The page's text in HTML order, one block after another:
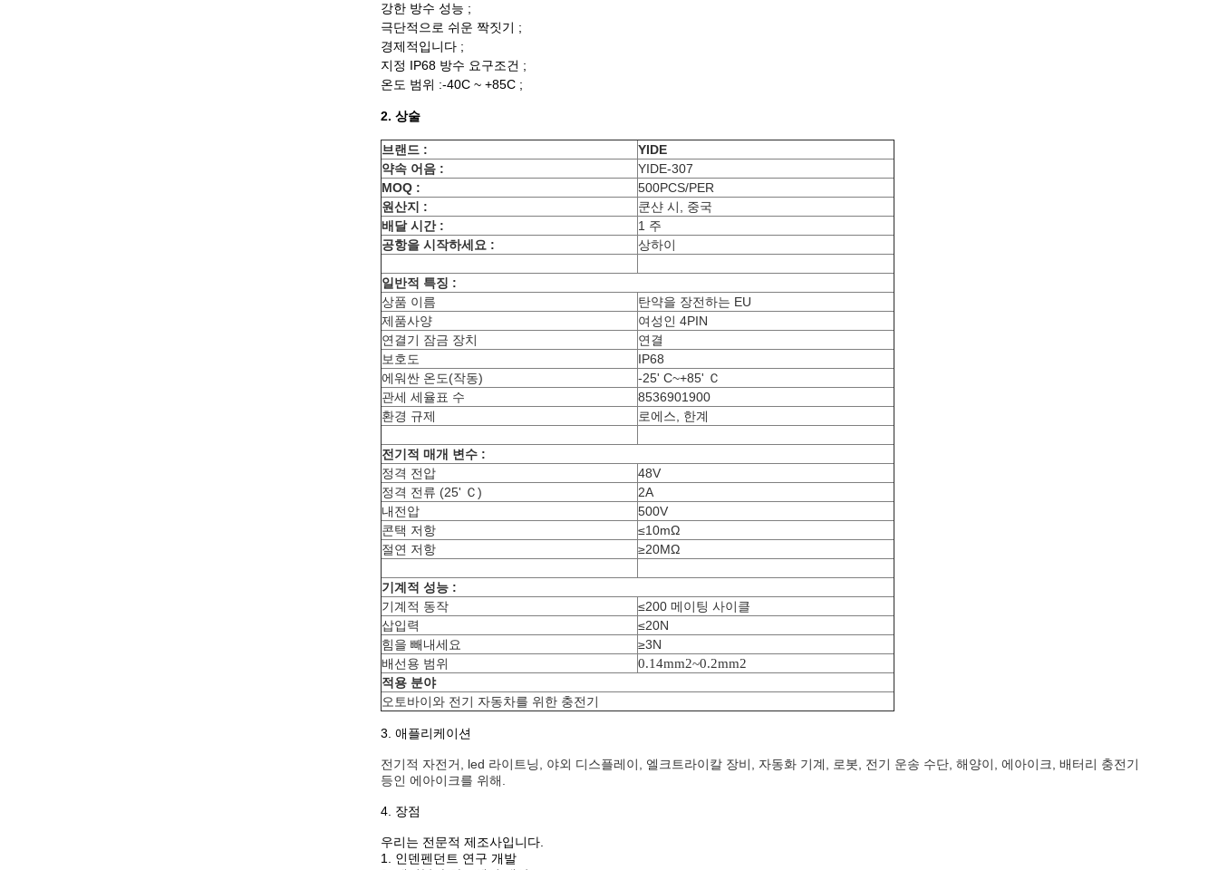
강한 방수 성능 ;
극단적으로 쉬운 짝짓기 ;
경제적입니다 ;
지정 IP68 방수 요구조건 ;
온도 범위 :-40C ~ +85C ;
2. 상술
브랜드 :
YIDE
약속 어음 :
YIDE-307
MOQ :
500PCS/PER
원산지 :
쿤샨 시, 중국
배달 시간 :
1 주
공항을 시작하세요 :
상하이
일반적 특징 :
상품 이름
탄약을 장전하는 EU
제품사양
여성인 4PIN
연결기 잠금 장치
연결
보호도
IP68
에워싼 온도(작동)
-25' C~+85' Ｃ
관세 세율표 수
8536901900
환경 규제
로에스, 한계
전기적 매개 변수 :
정격 전압
48V
정격 전류 (25' Ｃ)
2A
내전압
500V
콘택 저항
≤10mΩ
절연 저항
≥20MΩ
기계적 성능 :
기계적 동작
≤200 메이팅 사이클
삽입력
≤20N
힘을 빼내세요
≥3N
배선용 범위
0.14mm2~0.2mm2
적용 분야
오토바이와 전기 자동차를 위한 충전기
3. 애플리케이션
전기적 자전거, led 라이트닝, 야외 디스플레이, 엘크트라이칼 장비, 자동화 기계, 로봇, 전기 운송 수단, 해양이, 에아이크, 배터리 충전기
등인 에아이크를 위해.
4. 장점
우리는 전문적 제조사입니다.
1. 인덴펜던트 연구 개발